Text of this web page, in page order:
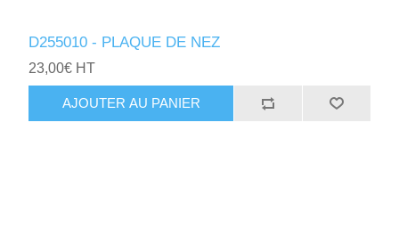
D255010 - PLAQUE DE NEZ
23,00€ HT
AJOUTER AU PANIER